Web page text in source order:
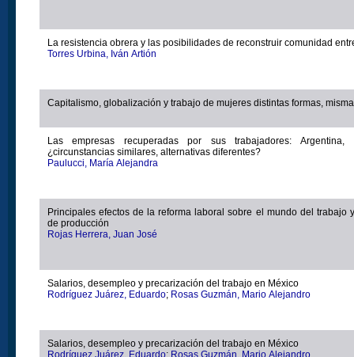
La resistencia obrera y las posibilidades de reconstruir comunidad
Torres Urbina, Iván Artión
Capitalismo, globalización y trabajo de mujeres distintas formas,
Las empresas recuperadas por sus trabajadores: Argentina,
¿circunstancias similares, alternativas diferentes?
Paulucci, María Alejandra
Principales efectos de la reforma laboral sobre el mundo del trabajo
de producción
Rojas Herrera, Juan José
Salarios, desempleo y precarización del trabajo en México
Rodríguez Juárez, Eduardo; Rosas Guzmán, Mario Alejandro
Salarios, desempleo y precarización del trabajo en México
Rodríguez Juárez, Eduardo; Rosas Guzmán, Mario Alejandro